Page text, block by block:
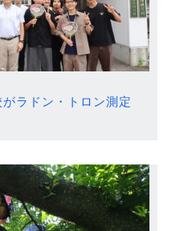
ラドン・トロン測定